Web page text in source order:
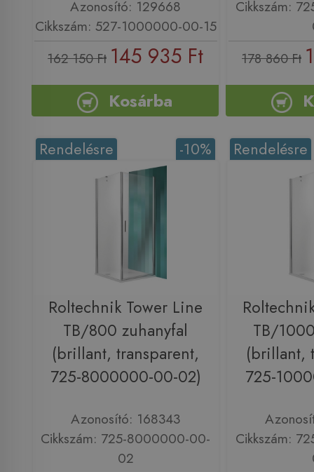
Azonosító: 129668
Cikkszám: 527-1000000-00-15
162 150 Ft 145 935 Ft
Kosárba
Cikkszám:
178 860 Ft
-10%
Rendelésre
Roltechnik Tower Line
TB/800 zuhanyfal
(brillant, transparent,
725-8000000-00-02)
Azonosító: 168343
Cikkszám: 725-8000000-00-
02
Rendelésre
TB/
(brillant,
725-
Cikkszám: